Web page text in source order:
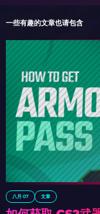
一些有趣的文章也请包含
八月 07 文章